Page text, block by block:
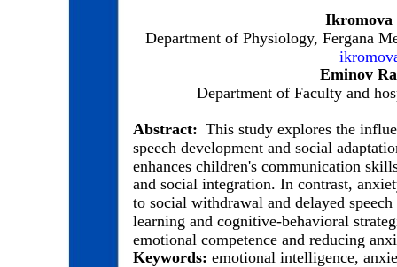
Ikromova
Department of Physiology, Fergana
Eminov
Department of Faculty and
Abstract: This study explores the
speech development and social
enhances children's communication
and social integration. In contrast,
to social withdrawal and delayed
learning and cognitive-behavioral
emotional competence and reducing
Keywords: emotional intelligence,